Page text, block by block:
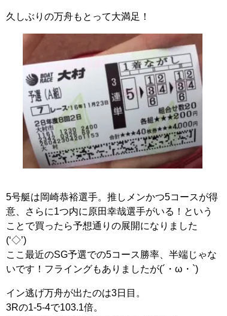
久しぶりの万舟もとって大満足！
5号艇は岡崎恭裕選手。推しメンかつ5コースが得
意、さらに1つ内に原田幸哉選手がいる！という
ことで買ったら予想通りの展開になりました
(‘◇’)ゞ
ここ最近のSG予選での5コース勝率、半端じゃな
いです！フライングもありましたが(´・ω・`)
イン逃げ万舟が出たのは3日目。
3Rの1-5-4で103.1倍。